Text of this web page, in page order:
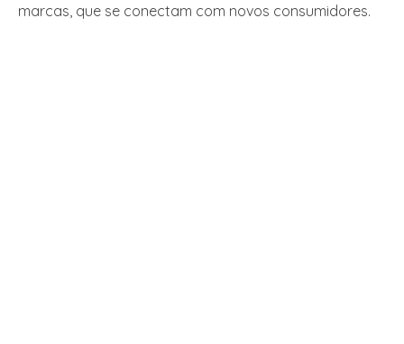
marcas, que se conectam com novos consumidores.